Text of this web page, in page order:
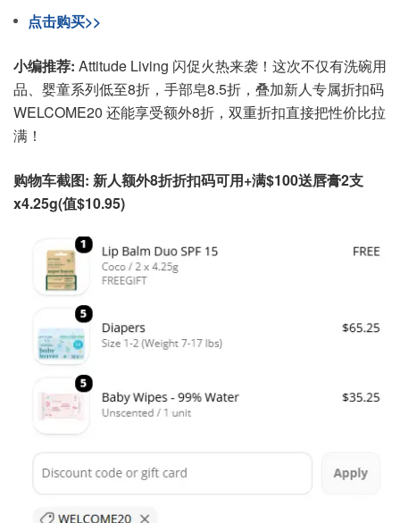
点击购买>>
小编推荐: Attitude Living 闪促火热来袭！这次不仅有洗碗用
品、婴童系列低至8折，手部皂8.5折，叠加新人专属折扣码
WELCOME20 还能享受额外8折，双重折扣直接把性价比拉
满！
购物车截图: 新人额外8折折扣码可用+满$100送唇膏2支
x4.25g(值$10.95)